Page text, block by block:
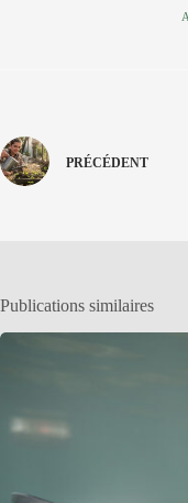
PRÉCÉDENT
Publications similaires